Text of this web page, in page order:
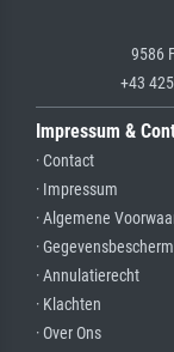
9586
+43
Impressum &
· Contact
· Impressum
· Algemene
·
· Annulatierecht
· Klachten
· Over Ons